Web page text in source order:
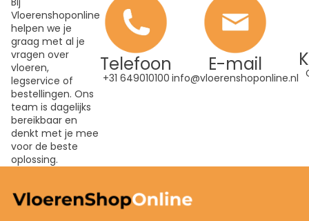
Vloerenshoponline
helpen we je
graag met al je
vragen over
vloeren,
legservice of
bestellingen. Ons
team is dagelijks
bereikbaar en
denkt met je mee
voor de beste
oplossing.
Telefoon
+31 649010100
E-mail
info@vloerenshoponline.nl